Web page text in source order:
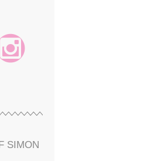
SIMON